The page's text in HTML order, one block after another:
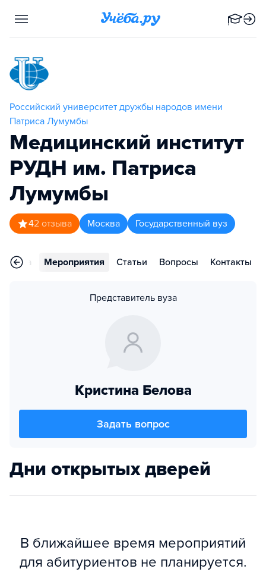
Российский университет дружбы народов имени
Патриса Лумумбы
Медицинский институт
РУДН им. Патриса
Лумумбы
42 отзыва Москва Государственный вуз
Мероприятия Статьи Вопросы Контакты
Представитель вуза
Кристина Белова
Задать вопрос
Дни открытых дверей
В ближайшее время мероприятий
для абитуриентов не планируется.